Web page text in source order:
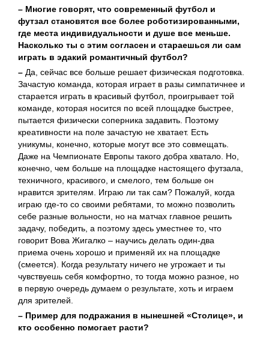
– Многие говорят, что современный футбол и
футзал становятся все более роботизированными,
где места индивидуальности и душе все меньше.
Насколько ты с этим согласен и стараешься ли сам
играть в эдакий романтичный футбол?
– Да, сейчас все больше решает физическая подготовка.
Зачастую команда, которая играет в разы симпатичнее и
старается играть в красивый футбол, проигрывает той
команде, которая носится по всей площадке быстрее,
пытается физически соперника задавить. Поэтому
креативности на поле зачастую не хватает. Есть
уникумы, конечно, которые могут все это совмещать.
Даже на Чемпионате Европы такого добра хватало. Но,
конечно, чем больше на площадке настоящего футзала,
техничного, красивого, и смелого, тем больше он
нравится зрителям. Играю ли так сам? Пожалуй, когда
играю где-то со своими ребятами, то можно позволить
себе разные вольности, но на матчах главное решить
задачу, победить, а поэтому здесь уместнее то, что
говорит Вова Жигалко – научись делать один-два
приема очень хорошо и применяй их на площадке
(смеется). Когда результату ничего не угрожает и ты
чувствуешь себя комфортно, то тогда можно разное, но
в первую очередь думаем о результате, хоть и играем
для зрителей.
– Пример для подражания в нынешней «Столице», и
кто особенно помогает расти?